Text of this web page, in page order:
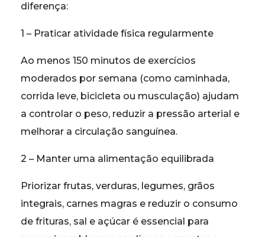
diferença:
1 – Praticar atividade física regularmente
Ao menos 150 minutos de exercícios
moderados por semana (como caminhada,
corrida leve, bicicleta ou musculação) ajudam
a controlar o peso, reduzir a pressão arterial e
melhorar a circulação sanguínea.
2 – Manter uma alimentação equilibrada
Priorizar frutas, verduras, legumes, grãos
integrais, carnes magras e reduzir o consumo
de frituras, sal e açúcar é essencial para